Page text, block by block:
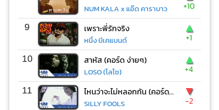
NUM KALA x แอ๊ด คาราบาว +10
9 เพราะพี่รักจริง
หนึ่ง บีเคแบนด์
▲
+1
10 สาหัส (คอร์ด ง่ายๆ)
LOSO (โลโซ)
▲
+4
11 ไหนว่าจะไม่หลอกกัน (คอร์ด ง่ายๆ)
SILLY FOOLS
▼
-2